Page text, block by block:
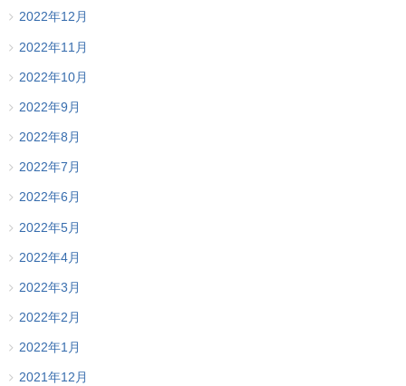
2022年12月
2022年11月
2022年10月
2022年9月
2022年8月
2022年7月
2022年6月
2022年5月
2022年4月
2022年3月
2022年2月
2022年1月
2021年12月